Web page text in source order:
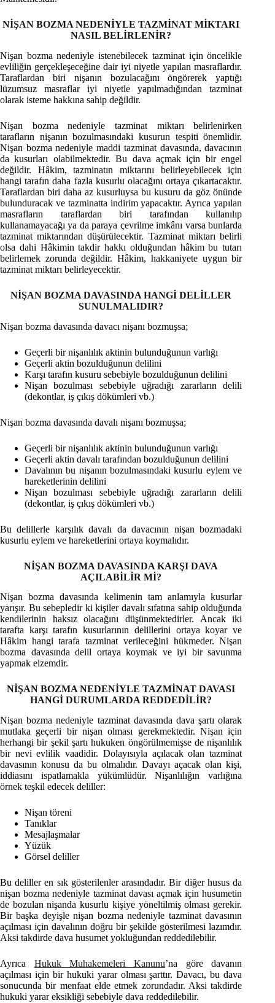
NİŞAN BOZMA NEDENİYLE TAZMİNAT MİKTARI
NASIL BELİRLENİR?
Nişan bozma nedeniyle istenebilecek tazminat için öncelikle
evliliğin gerçekleşeceğine dair iyi niyetle yapılan masraflardır.
Taraflardan biri nişanın bozulacağını öngörerek yaptığı
lüzumsuz masraflar iyi niyetle yapılmadığından tazminat
olarak isteme hakkına sahip değildir.
Nişan bozma nedeniyle tazminat miktarı belirlenirken
tarafların nişanın bozulmasındaki kusurun tespiti önemlidir.
Nişan bozma nedeniyle maddi tazminat davasında, davacının
da kusurları olabilmektedir. Bu dava açmak için bir engel
değildir. Hâkim, tazminatın miktarını belirleyebilecek için
hangi tarafın daha fazla kusurlu olacağını ortaya çıkartacaktır.
Taraflardan biri daha az kusurluysa bu kusuru da göz önünde
bulunduracak ve tazminatta indirim yapacaktır. Ayrıca yapılan
masrafların taraflardan biri tarafından kullanılıp
kullanamayacağı ya da paraya çevrilme imkânı varsa bunlarda
tazminat miktarından düşürülecektir. Tazminat miktarı belirli
olsa dahi Hâkimin takdir hakkı olduğundan hâkim bu tutarı
belirlemek zorunda değildir. Hâkim, hakkaniyete uygun bir
tazminat miktarı belirleyecektir.
NİŞAN BOZMA DAVASINDA HANGİ DELİLLER
SUNULMALIDIR?
Nişan bozma davasında davacı nişanı bozmuşsa;
Geçerli bir nişanlılık aktinin bulunduğunun varlığı
Geçerli aktin bozulduğunun delilini
Karşı tarafın kusuru sebebiyle bozulduğunun delilini
Nişan bozulması sebebiyle uğradığı zararların delili
(dekontlar, iş çıkış dökümleri vb.)
Nişan bozma davasında davalı nişanı bozmuşsa;
Geçerli bir nişanlılık aktinin bulunduğunun varlığı
Geçerli aktin davalı tarafından bozulduğunun delilini
Davalının bu nişanın bozulmasındaki kusurlu eylem ve
hareketlerinin delilini
Nişan bozulması sebebiyle uğradığı zararların delili
(dekontlar, iş çıkış dökümleri vb.)
Bu delillerle karşılık davalı da davacının nişan bozmadaki
kusurlu eylem ve hareketlerini ortaya koymalıdır.
NİŞAN BOZMA DAVASINDA KARŞI DAVA
AÇILABİLİR Mİ?
Nişan bozma davasında kelimenin tam anlamıyla kusurlar
yarışır. Bu sebepledir ki kişiler davalı sıfatına sahip olduğunda
kendilerinin haksız olacağını düşünmektedirler. Ancak iki
tarafta karşı tarafın kusurlarının delillerini ortaya koyar ve
Hâkim hangi tarafa tazminat verileceğini hükmeder. Nişan
bozma davasında delil ortaya koymak ve iyi bir savunma
yapmak elzemdir.
NİŞAN BOZMA NEDENİYLE TAZMİNAT DAVASI
HANGİ DURUMLARDA REDDEDİLİR?
Nişan bozma nedeniyle tazminat davasında dava şartı olarak
mutlaka geçerli bir nişan olması gerekmektedir. Nişan için
herhangi bir şekil şartı hukuken öngörülmemişse de nişanlılık
bir nevi evlilik vaadidir. Dolayısıyla açılacak olan tazminat
davasının konusu da bu olmalıdır. Davayı açacak olan kişi,
iddiasını ispatlamakla yükümlüdür. Nişanlılığın varlığına
örnek teşkil edecek deliller:
Nişan töreni
Tanıklar
Mesajlaşmalar
Yüzük
Görsel deliller
Bu deliller en sık gösterilenler arasındadır. Bir diğer husus da
nişan bozma nedeniyle tazminat davası açmak için husumetin
de bozulan nişanda kusurlu kişiye yöneltilmiş olması gerekir.
Bir başka deyişle nişan bozma nedeniyle tazminat davasının
açılması için davalının doğru bir şekilde gösterilmesi lazımdır.
Aksi takdirde dava husumet yokluğundan reddedilebilir.
Ayrıca Hukuk Muhakemeleri Kanunu’na göre davanın
açılması için bir hukuki yarar olması şarttır. Davacı, bu dava
sonucunda bir menfaat elde etmek zorundadır. Aksi takdirde
hukuki yarar eksikliği sebebiyle dava reddedilebilir.